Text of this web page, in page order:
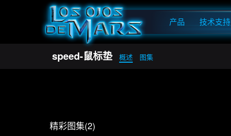
产品 技术支持
speed-鼠标垫 概述 图集
精彩图集(2)